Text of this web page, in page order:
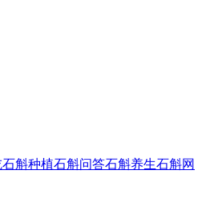
石斛种植石斛问答石斛养生石斛网